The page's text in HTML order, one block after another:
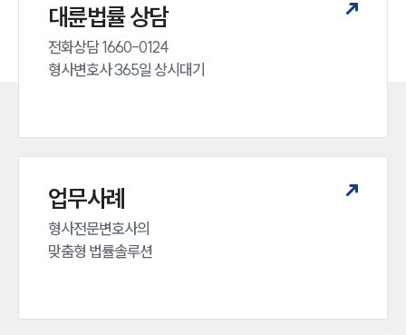
대륜법률 상담
전화상담 1660-0124
형사변호사 365일 상시대기
업무사례
형사전문변호사의
맞춤형 법률솔루션